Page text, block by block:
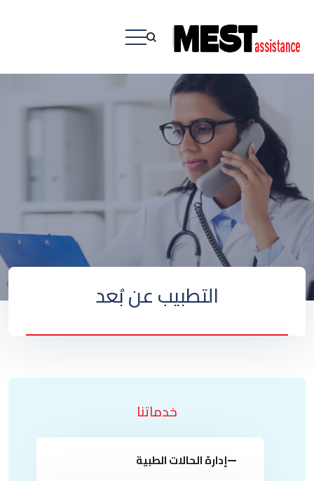
التطبيب عن بُعد
خدماتنا
إدارة الحالات الطبية